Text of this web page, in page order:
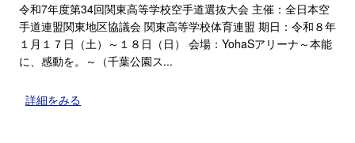
令和7年度第34回関東高等学校空手道選抜大会 主催：全日本空
手道連盟関東地区協議会 関東高等学校体育連盟 期日：令和８年
１月１７日（土）～１８日（日） 会場：YohaSアリーナ～本能
に、感動を。～（千葉公園ス...
詳細をみる